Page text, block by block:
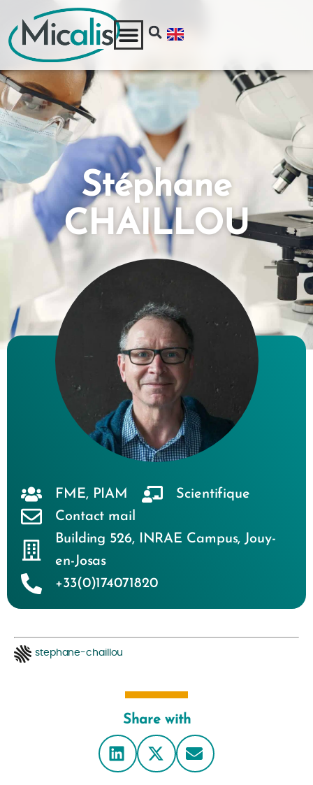
Stéphane
CHAILLOU
stephane-chaillou
Share with
FME, PIAM
Scientifique
Contact mail
Building 526, INRAE Campus,Jouy-
en-Josas
+33(0)174071820